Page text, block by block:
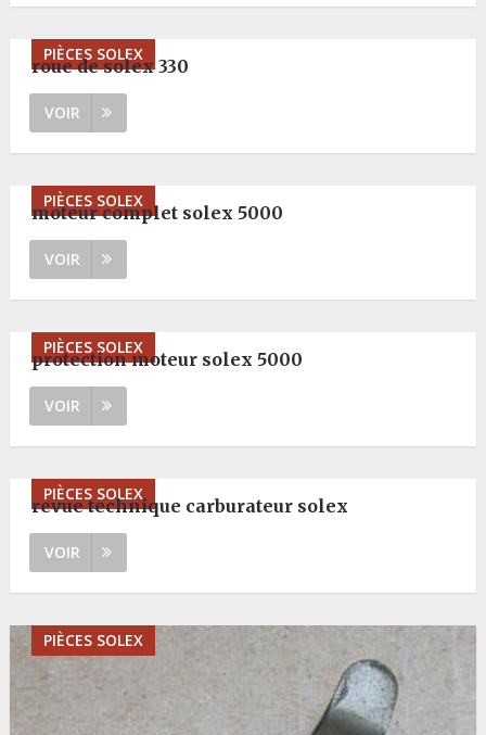
PIÈCES SOLEX
roue de solex 330
VOIR
PIÈCES SOLEX
moteur complet solex 5000
VOIR
PIÈCES SOLEX
protection moteur solex 5000
VOIR
PIÈCES SOLEX
revue technique carburateur solex
VOIR
PIÈCES SOLEX